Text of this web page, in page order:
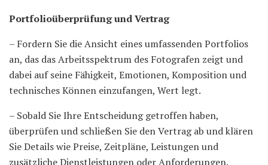
Portfolioüberprüfung und Vertrag
– Fordern Sie die Ansicht eines umfassenden Portfolios
an, das das Arbeitsspektrum des Fotografen zeigt und
dabei auf seine Fähigkeit, Emotionen, Komposition und
technisches Können einzufangen, Wert legt.
– Sobald Sie Ihre Entscheidung getroffen haben,
überprüfen und schließen Sie den Vertrag ab und klären
Sie Details wie Preise, Zeitpläne, Leistungen und
zusätzliche Dienstleistungen oder Anforderungen.